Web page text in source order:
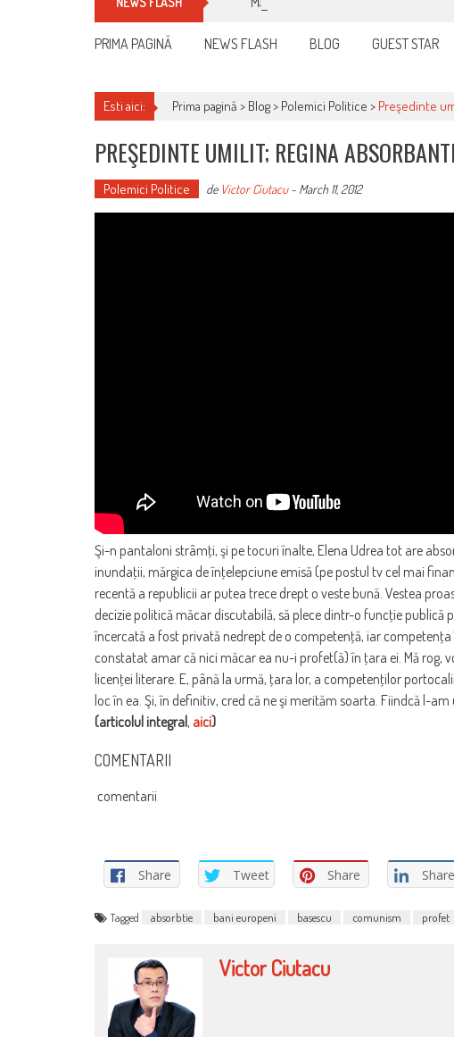
PRIMA PAGINĂ NEWS FLASH BLOG GUEST STAR
Esti aici: Prima pagină > Blog> Polemici Politice > Preşedinte
PREŞEDINTE UMILIT; REGINA
Polemici Politice de Victor Ciutacu- March 11, 2012
Şi-n pantaloni strâmţi, şi pe tocuri înalte, Elena Udrea tot are
inundaţii, mărgica de înţelepciune emisă (pe postul tv cel mai
recentă a republicii ar putea trece drept o veste bună. Vestea
decizie politică măcar discutabilă, să plece dintr-o funcţie
încercată a fost privată nedrept de o competenţă, iar
constatat amar că nici măcar ea nu-i profet(ă) în ţara ei. Mă rog,
licenţei literare. E, până la urmă, ţara lor, a competenţilor
loc în ea. Şi, în definitiv, cred că ne şi merităm soarta. Fiindcă l-
(articolul integral, aici)
COMENTARII
comentarii
Share Tweet Share Share
Tagged absorbtie bani europeni basescu comunism profet
Victor Ciutacu